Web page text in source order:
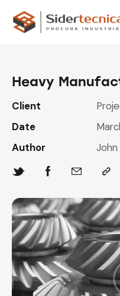
Heavy
Client
Date
Author
John